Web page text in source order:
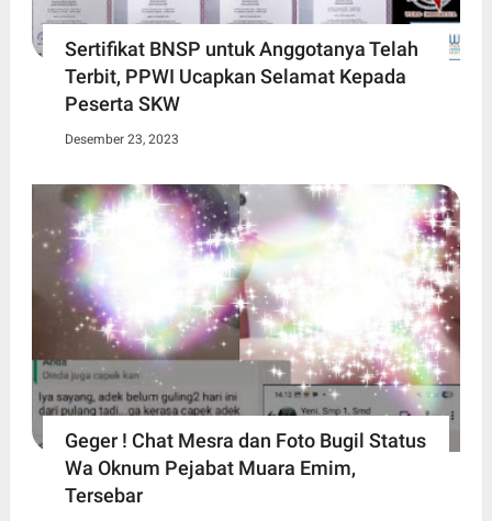
Sertifikat BNSP untuk Anggotanya Telah
Terbit, PPWI Ucapkan Selamat Kepada
Peserta SKW
Desember 23, 2023
Geger ! Chat Mesra dan Foto Bugil Status
Wa Oknum Pejabat Muara Emim,
Tersebar